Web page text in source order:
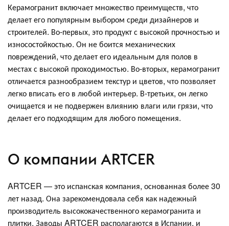
Керамогранит включает множество преимуществ, что
делает его популярным выбором среди дизайнеров и
строителей. Во-первых, это продукт с высокой прочностью и
износостойкостью. Он не боится механических
повреждений, что делает его идеальным для полов в
местах с высокой проходимостью. Во-вторых, керамогранит
отличается разнообразием текстур и цветов, что позволяет
легко вписать его в любой интерьер. В-третьих, он легко
очищается и не подвержен влиянию влаги или грязи, что
делает его подходящим для любого помещения.
О компании ARTCER
ARTCER — это испанская компания, основанная более 30
лет назад. Она зарекомендовала себя как надежный
производитель высококачественного керамогранита и
плитки. Заводы ARTCER располагаются в Испании, и